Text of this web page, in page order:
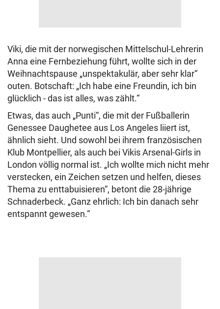
Viki, die mit der norwegischen Mittelschul-Lehrerin
Anna eine Fernbeziehung führt, wollte sich in der
Weihnachtspause „unspektakulär, aber sehr klar“
outen. Botschaft: „Ich habe eine Freundin, ich bin
glücklich - das ist alles, was zählt.“
Etwas, das auch „Punti“, die mit der Fußballerin
Genessee Daughetee aus Los Angeles liiert ist,
ähnlich sieht. Und sowohl bei ihrem französischen
Klub Montpellier, als auch bei Vikis Arsenal-Girls in
London völlig normal ist. „Ich wollte mich nicht mehr
verstecken, ein Zeichen setzen und helfen, dieses
Thema zu enttabuisieren“, betont die 28-jährige
Schnaderbeck. „Ganz ehrlich: Ich bin danach sehr
entspannt gewesen.“